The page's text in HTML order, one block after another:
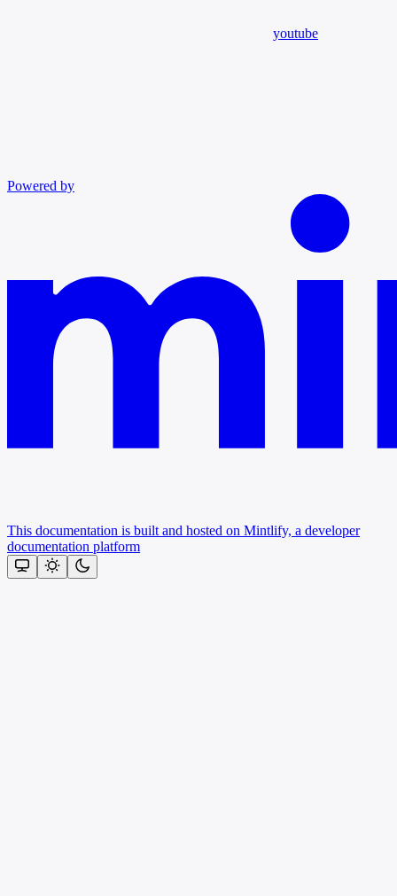
youtube
Powered by
This documentation is built and hosted on Mintlify, a developer
documentation platform